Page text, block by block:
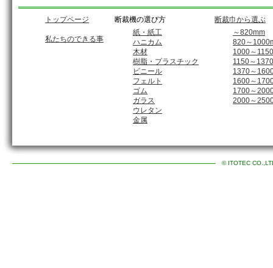
トップページ
私たちのできる事
断裁機の選び方
紙・紙工
ハニカム
木材
樹脂・プラスチック
ビニール
フェルト
ゴム
ガラス
ウレタン
金属
断裁巾から選ぶ
～820mm
820～
1000～
1150～
1370～
1600～
1700～
2000～
© ITOTEC